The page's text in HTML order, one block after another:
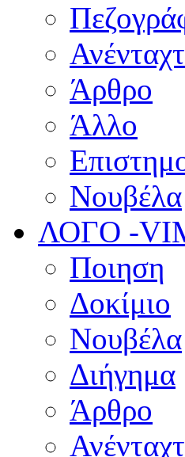
Άρθρο
Άλλο
Νουβέλα
ΛΟΓΟ -
Ποιηση
Δοκίμιο
Νουβέλα
Διήγημα
Άρθρο